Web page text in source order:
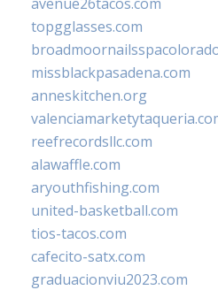
topgglasses.com
missblackpasadena.com
anneskitchen.org
reefrecordsllc.com
alawaffle.com
aryouthfishing.com
united-basketball.com
tios-tacos.com
cafecito-satx.com
graduacionviu2023.com